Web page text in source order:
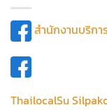
สำนักงานบริกา
ThailocalSu